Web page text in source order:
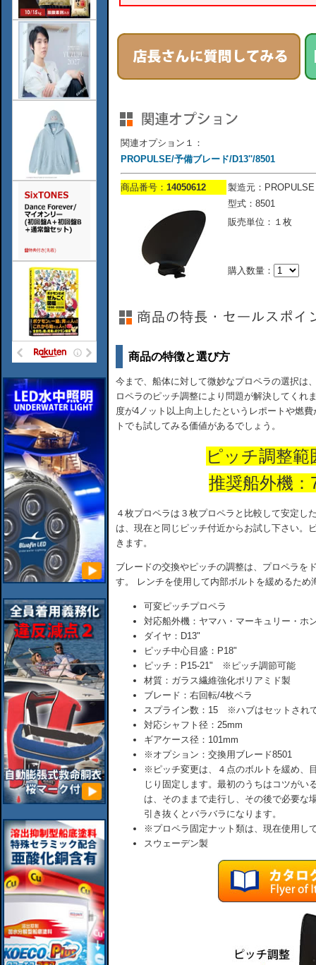
関連オプション１：
PROPULSE/予備ブレード/D13''/8501
商品番号： 14050612
製造元：PROPULSE
型式：8501
販売単位：１枚
購入数量：
商品の特徴と選び方
今まで、船体に対して微妙なプロペラの選択は
ロペラのピッチ調整により問題が解決してくれ
度が4ノット以上向上したというレポートや燃
トでも試してみる価値があるでしょう。
ピッチ調整範
推奨船外機：
４枚プロペラは３枚プロペラと比較して安定し
は、現在と同じピッチ付近からお試し下さい。
きます。
ブレードの交換やピッチの調整は、プロペラを
す。 レンチを使用して内部ボルトを緩めるため
可変ピッチプロペラ
対応船外機：ヤマハ・マーキュリー・
ダイヤ：D13"
ピッチ中心目盛：P18"
ピッチ：P15-21" ※ピッチ調節可能
材質：ガラス繊維強化ポリアミド製
ブレード：右回転/4枚ペラ
スプライン数：15 ※ハブはセットされ
対応シャフト径：25mm
ギアケース径：101mm
※オプション：交換用ブレード8501
※ピッチ変更は、４点のボルトを緩め、
じり固定します。最初のうちはコツがい
は、そのままで走行し、その後で必要な
引き抜くとバラバラになります。
※プロペラ固定ナット類は、現在使用し
スウェーデン製